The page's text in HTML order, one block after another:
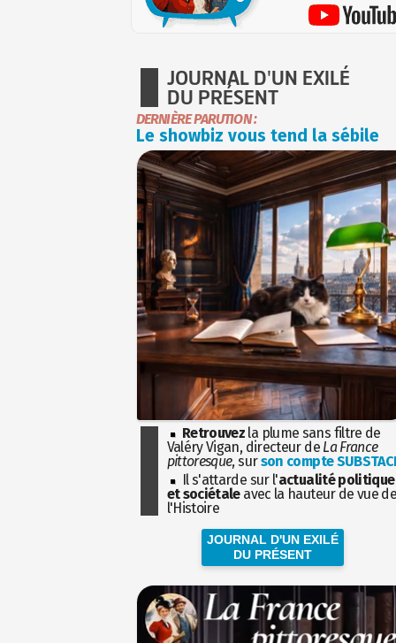
JOURNAL D'UN EXILÉ
DU PRÉSENT
DERNIÈRE PARUTION :
Le showbiz vous tend la sébile
Retrouvez la plume sans filtre de
Valéry Vigan, directeur de La France
pittoresque, surson compte
Il s'attarde sur l'actualité politique
et sociétaleavec la hauteur de vue
l'Histoire
JOURNAL D'UN EXILÉ
DU PRÉSENT